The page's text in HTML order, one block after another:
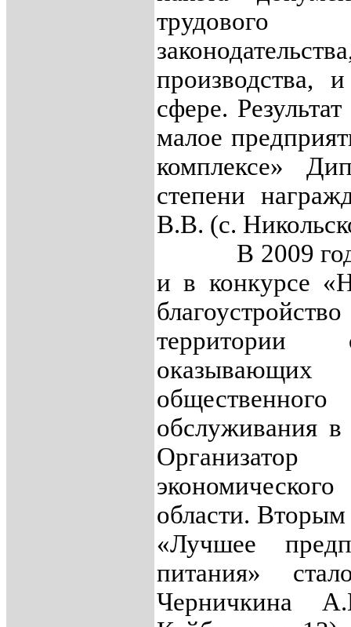
производства,
сфере.
малое
комплексе»
степени
В.В. (с.
В 2009 года
и в конкурсе
территории
обслуживания в
области.
«Лучшее
питания»
Черничкина